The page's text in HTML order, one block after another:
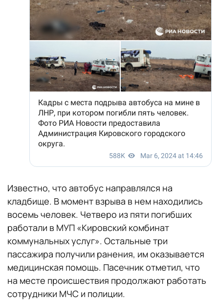
Известно, что автобус направлялся на
кладбище. В момент взрыва в нем находились
восемь человек. Четверо из пяти погибших
работали в МУП «Кировский комбинат
коммунальных услуг». Остальные три
пассажира получили ранения, им оказывается
медицинская помощь. Пасечник отметил, что
на месте происшествия продолжают работать
сотрудники МЧС и полиции.